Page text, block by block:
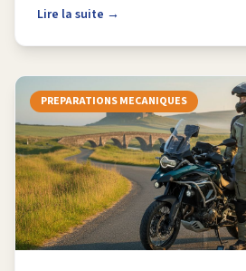
Lire la suite →
PREPARATIONS MECANIQUES